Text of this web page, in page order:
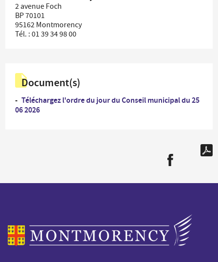
2 avenue Foch
BP 70101
95162 Montmorency
Tél. : 01 39 34 98 00
Document(s)
Téléchargez l'ordre du jour du Conseil municipal du 25
06 2026